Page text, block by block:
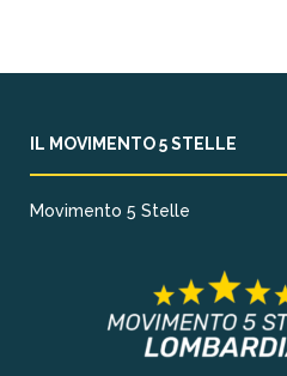
IL MOVIMENTO 5 STELLE
Movimento 5 Stelle